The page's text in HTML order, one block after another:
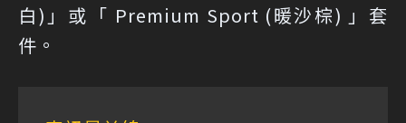
白)」或「 Premium Sport (暖沙棕) 」套
件。